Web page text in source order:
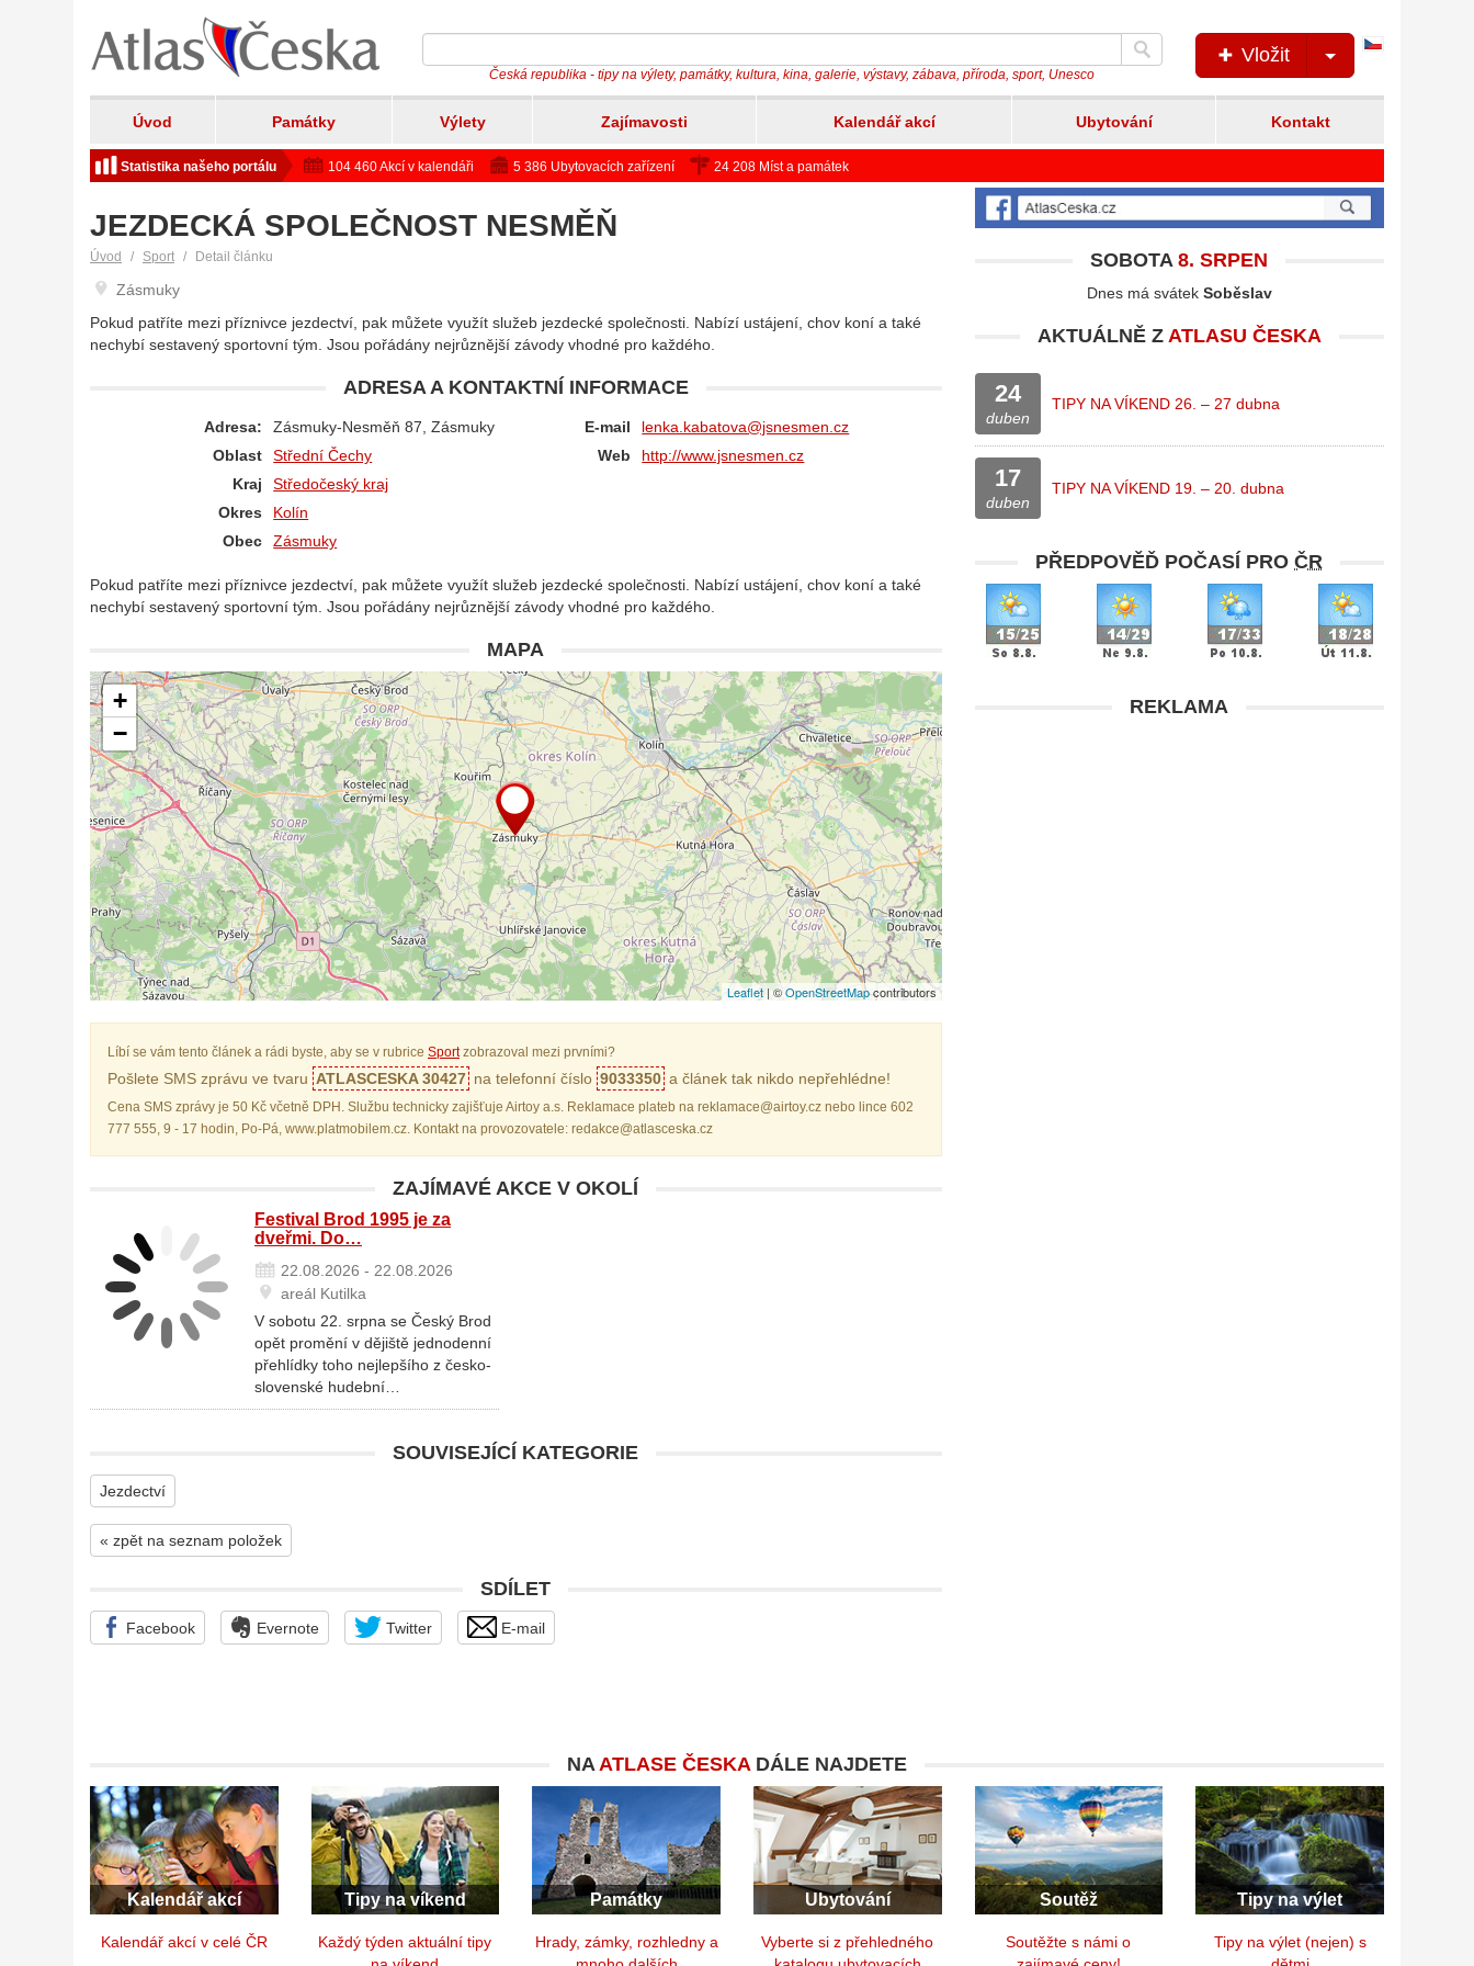
Česká republika - tipy na výlety, památky, kultura, kina, galerie, výstavy, zábava, příroda, sport, Unesco
Vložit
Úvod Památky Výlety Zajímavosti Kalendář akcí Ubytování Kontakt
Statistika našeho portálu 104 460 Akcí v kalendáři 5 386 Ubytovacích zařízení 24 208 Míst a památek
JEZDECKÁ SPOLEČNOST NESMĚŇ
Úvod Sport Detail článku
Zásmuky
Pokud patříte mezi příznivce jezdectví, pak můžete využít služeb jezdecké společnosti. Nabízí ustájení, chov koní a také
nechybí sestavený sportovní tým. Jsou pořádány nejrůznější závody vhodné pro každého.
ADRESA A KONTAKTNÍ INFORMACE
Adresa:
Zásmuky-Nesměň 87, Zásmuky
Oblast
Střední Čechy
Kraj
Středočeský kraj
Okres
Kolín
Obec
Zásmuky
E-mail
lenka.kabatova@jsnesmen.cz
Web
http://www.jsnesmen.cz
Pokud patříte mezi příznivce jezdectví, pak můžete využít služeb jezdecké společnosti. Nabízí ustájení, chov koní a také
nechybí sestavený sportovní tým. Jsou pořádány nejrůznější závody vhodné pro každého.
MAPA
+
−
Leaflet| ©OpenStreetMapcontributors
Líbí se vám tento článek a rádi byste, aby se v rubrice Sportzobrazoval mezi prvními?
Pošlete SMS zprávu ve tvaru ATLASCESKA 30427 na telefonní číslo 9033350 a článek tak nikdo nepřehlédne!
Cena SMS zprávy je 50 Kč včetně DPH. Službu technicky zajišťuje Airtoy a.s. Reklamace plateb na reklamace@airtoy.cz nebo lince 602
777 555, 9 - 17 hodin, Po-Pá, www.platmobilem.cz. Kontakt na provozovatele: redakce@atlasceska.cz
ZAJÍMAVÉ AKCE V OKOLÍ
Festival Brod 1995 je za
dveřmi. Do…
22.08.2026 - 22.08.2026
areál Kutilka
V sobotu 22. srpna se Český Brod
opět promění v dějiště jednodenní
přehlídky toho nejlepšího z česko-
slovenské hudební…
SOUVISEJÍCÍ KATEGORIE
Jezdectví
« zpět na seznam položek
SDÍLET
Facebook Evernote Twitter E-mail
SOBOTA8. SRPEN
Dnes má svátek Soběslav
AKTUÁLNĚ Z ATLASU ČESKA
24
duben
TIPY NA VÍKEND 26. – 27 dubna
17
duben
TIPY NA VÍKEND 19. – 20. dubna
PŘEDPOVĚĎ POČASÍ PROČR
REKLAMA
NAATLASE ČESKADÁLE NAJDETE
Kalendář akcí
Kalendář akcí v celé ČR
Tipy na víkend
Každý týden aktuální tipy
Památky
Hrady, zámky, rozhledny a
Ubytování
Vyberte si z přehledného
Soutěž
Soutěžte s námi o
Tipy na výlet
Tipy na výlet (nejen) s